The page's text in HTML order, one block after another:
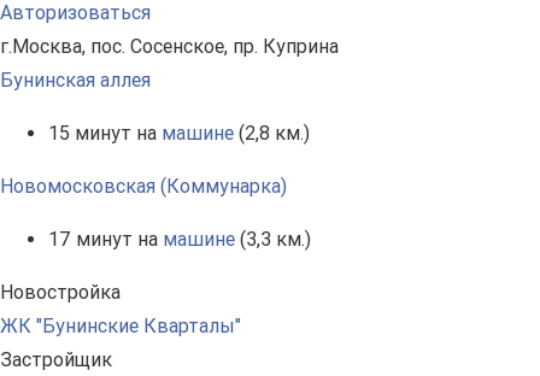
Авторизоваться
г.Москва, пос. Сосенское, пр. Куприна
Бунинская аллея
15 минут на машине (2,8 км.)
Новомосковская (Коммунарка)
17 минут на машине (3,3 км.)
Новостройка
ЖК "Бунинские Кварталы"
Застройщик